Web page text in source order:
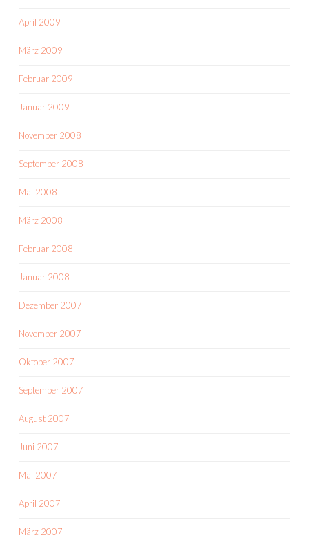
April 2009
März 2009
Februar 2009
Januar 2009
November 2008
September 2008
Mai 2008
März 2008
Februar 2008
Januar 2008
Dezember 2007
November 2007
Oktober 2007
September 2007
August 2007
Juni 2007
Mai 2007
April 2007
März 2007